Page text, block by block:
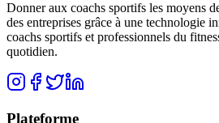
Donner aux coachs sportifs les moyens
des entreprises grâce à une technologie
coachs sportifs et professionnels du
quotidien.
Plateforme